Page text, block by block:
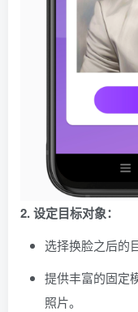
2. 设定目标对象：
选择换脸之后的
提供丰富的固定
照片。